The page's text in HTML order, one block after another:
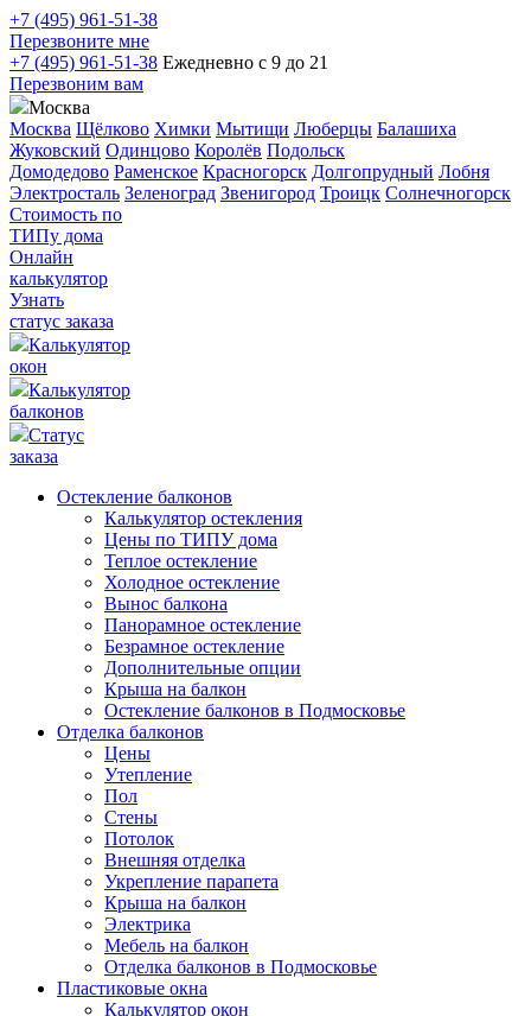
+7 (495) 961-51-38
Перезвоните мне
+7 (495) 961-51-38 Ежедневно с 9 до 21
Перезвоним вам
Москва
Москва Щёлково Химки Мытищи Люберцы Балашиха
Жуковский Одинцово Королёв Подольск
Домодедово Раменское Красногорск Долгопрудный Лобня
Электросталь Зеленоград Звенигород Троицк Солнечногорск
Стоимость по
ТИПу дома
Онлайн
калькулятор
Узнать
статус заказа
Калькулятор
окон
Калькулятор
балконов
Статус
заказа
Остекление балконов
Калькулятор остекления
Цены по ТИПУ дома
Теплое остекление
Холодное остекление
Вынос балкона
Панорамное остекление
Безрамное остекление
Дополнительные опции
Крыша на балкон
Остекление балконов в Подмосковье
Отделка балконов
Цены
Утепление
Пол
Стены
Потолок
Внешняя отделка
Укрепление парапета
Крыша на балкон
Электрика
Мебель на балкон
Отделка балконов в Подмосковье
Пластиковые окна
Калькулятор окон